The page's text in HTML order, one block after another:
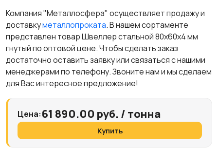
Компания "Металлосфера" осуществляет продажу и
доставкуметаллопроката. В нашем сортаменте
представлен товар Швеллер стальной 80x60x4 мм
гнутый по оптовой цене. Чтобы сделать заказ
достаточно оставить заявку или связаться с нашими
менеджерами по телефону. Звоните нам и мы сделаем
для Вас интересное предложение!
Цена:61 890.00 руб. / тонна
Купить